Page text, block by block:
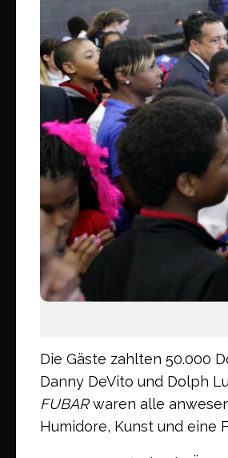
Die Gäste zahlten 50.000
Danny DeVito und Dolph
FUBARwaren alle
Humidore, Kunst und eine